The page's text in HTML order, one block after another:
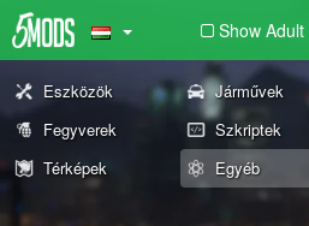
Show Adult
Eszközök Járművek
Fegyverek
Szkriptek
Térképek
Egyéb